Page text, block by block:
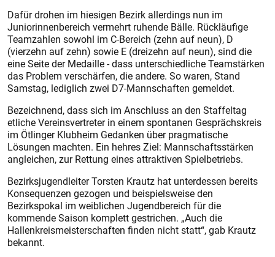
Dafür drohen im hiesigen Bezirk allerdings nun im
Juniorinnenbereich vermehrt ruhende Bälle. Rückläufige
Teamzahlen sowohl im C-Bereich (zehn auf neun), D
(vierzehn auf zehn) sowie E (dreizehn auf neun), sind die
eine Seite der Medaille - dass unterschiedliche Teamstärken
das Problem verschärfen, die andere. So waren, Stand
Samstag, lediglich zwei D7-Mannschaften gemeldet.
Bezeichnend, dass sich im Anschluss an den Staffeltag
etliche Vereinsvertreter in einem spontanen Gesprächskreis
im Ötlinger Klubheim Gedanken über pragmatische
Lösungen machten. Ein hehres Ziel: Mannschaftsstärken
angleichen, zur Rettung eines attraktiven Spielbetriebs.
Bezirksjugendleiter Torsten Krautz hat unterdessen bereits
Konsequenzen gezogen und beispielsweise den
Bezirkspokal im weiblichen Jugendbereich für die
kommende Saison komplett gestrichen. „Auch die
Hallenkreismeisterschaften finden nicht statt“, gab Krautz
bekannt.